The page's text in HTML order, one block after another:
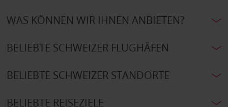
WAS KÖNNEN WIR IHNEN ANBIETEN?
BELIEBTE SCHWEIZER FLUGHÄFEN
BELIEBTE SCHWEIZER STANDORTE
BELIEBTE REISEZIELE